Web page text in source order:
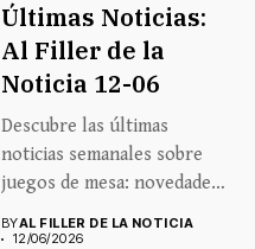
Últimas Noticias:
Al Filler de la
Noticia 12-06
Descubre las últimas
noticias semanales sobre
juegos de mesa: novedades,
BYAL FILLER DE LA NOTICIA
12/06/2026